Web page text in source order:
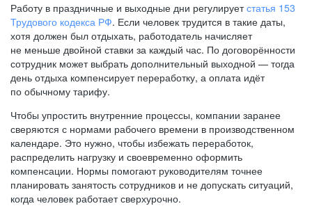
Работу в праздничные и выходные дни регулируетстатья 153
Трудового кодекса РФ. Если человек трудится в такие даты,
хотя должен был отдыхать, работодатель начисляет
не меньше двойной ставки за каждый час. По договорённости
сотрудник может выбрать дополнительный выходной — тогда
день отдыха компенсирует переработку, а оплата идёт
по обычному тарифу.
Чтобы упростить внутренние процессы, компании заранее
сверяются с нормами рабочего времени в производственном
календаре. Это нужно, чтобы избежать переработок,
распределить нагрузку и своевременно оформить
компенсации. Нормы помогают руководителям точнее
планировать занятость сотрудников и не допускать ситуаций,
когда человек работает сверхурочно.